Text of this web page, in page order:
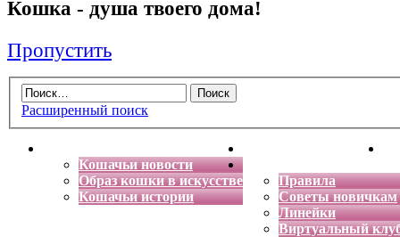
Кошка - душа твоего дома!
Пропустить
Расширенный поиск
Кошачьи новости
Образ кошки в искусстве
Кошачьи истории
Энциклопедия кошек
Правила
Советы новичкам
Линейки
Виртуальный